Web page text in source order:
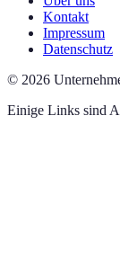
Kontakt
Impressum
Datenschutz
© 2026
Einige Links sind